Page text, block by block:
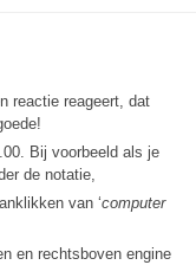
reactie reageert, dat
Bij voorbeeld als je
de notatie,
van ‘computer
en rechtsboven engine